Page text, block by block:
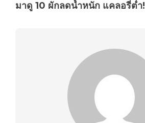
มาดู 10 ผักลดน้ำหนัก แคลอรี่ต่ำ!